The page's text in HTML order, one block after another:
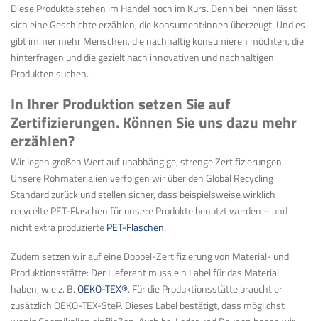
Diese Produkte stehen im Handel hoch im Kurs. Denn bei ihnen lässt
sich eine Geschichte erzählen, die Konsument:innen überzeugt. Und es
gibt immer mehr Menschen, die nachhaltig konsumieren möchten, die
hinterfragen und die gezielt nach innovativen und nachhaltigen
Produkten suchen.
In Ihrer Produktion setzen Sie auf
Zertifizierungen. Können Sie uns dazu mehr
erzählen?
Wir legen großen Wert auf unabhängige, strenge Zertifizierungen.
Unsere Rohmaterialien verfolgen wir über den Global Recycling
Standard zurück und stellen sicher, dass beispielsweise wirklich
recycelte PET-Flaschen für unsere Produkte benutzt werden – und
nicht extra produziertePET-Flaschen.
Zudem setzen wir auf eine Doppel-Zertifizierung von Material- und
Produktionsstätte: Der Lieferant muss ein Label für das Material
haben, wie z. B.OEKO-TEX®. Für die Produktionsstätte braucht er
zusätzlich OEKO-TEX-SteP. Dieses Label bestätigt, dass möglichst